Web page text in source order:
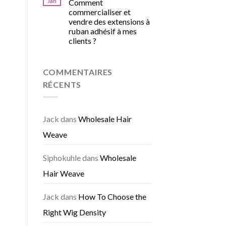
Comment
commercialiser et
vendre des extensions à
ruban adhésif à mes
clients ?
COMMENTAIRES
RÉCENTS
Jack dans Wholesale Hair
Weave
Siphokuhledans Wholesale
Hair Weave
Jack dans How To Choose the
Right Wig Density